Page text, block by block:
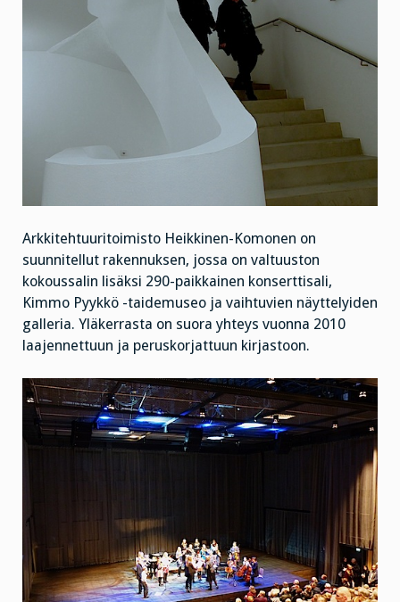
Arkkitehtuuritoimisto Heikkinen-Komonen on
suunnitellut rakennuksen, jossa on valtuuston
kokoussalin lisäksi 290-paikkainen konserttisali,
Kimmo Pyykkö -taidemuseo ja vaihtuvien näyttelyiden
galleria. Yläkerrasta on suora yhteys vuonna 2010
laajennettuun ja peruskorjattuun kirjastoon.